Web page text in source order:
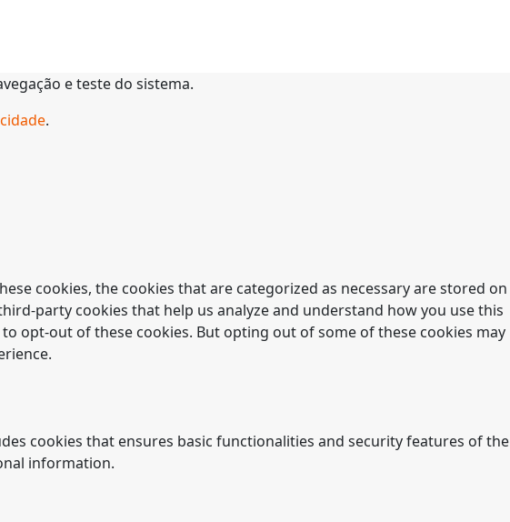
e teste do sistema.
.
cookies, the cookies that are categorized as necessary are stored on
party cookies that help us analyze and understand how you use this
opt-out of these cookies. But opting out of some of these cookies may
cookies that ensures basic functionalities and security features of the
information.